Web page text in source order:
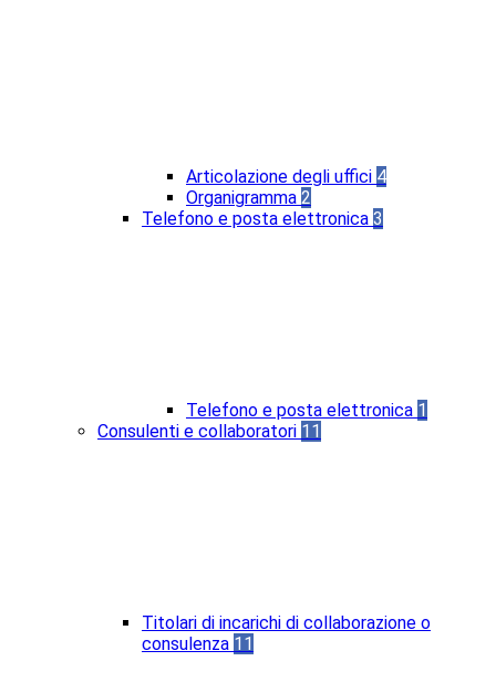
Articolazione degli uffici 4
Organigramma 2
Telefono e posta elettronica 3
Telefono e posta elettronica 1
Consulenti e collaboratori 11
Titolari di incarichi di collaborazione o
consulenza 11